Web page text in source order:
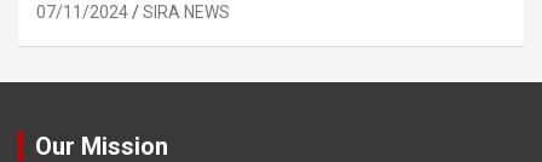
07/11/2024 SIRA NEWS
Our Mission